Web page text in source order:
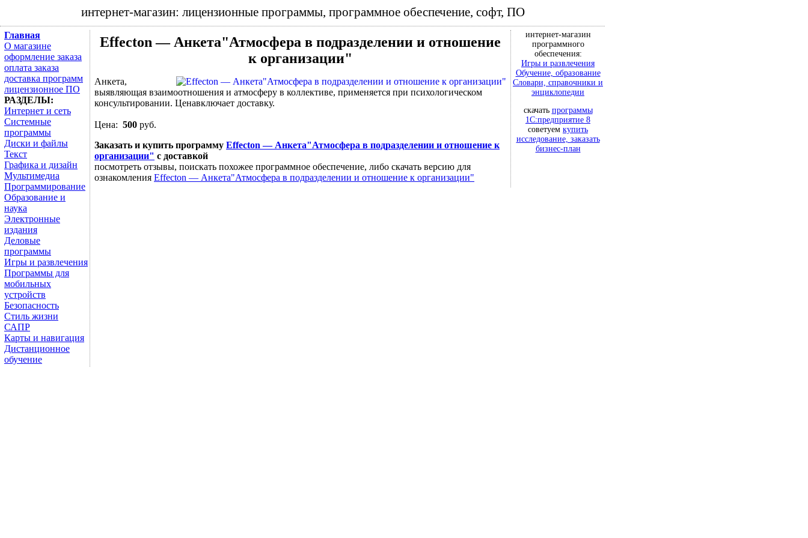
интернет-магазин: лицензионные программы, программное обеспечение, софт, ПО
Главная
О магазине
оформление заказа
оплата заказа
доставка программ
лицензионное ПО
РАЗДЕЛЫ:
Интернет и сеть
Системные
программы
Диски и файлы
Текст
Графика и дизайн
Мультимедиа
Программирование
Образование и
наука
Электронные
издания
Деловые
программы
Игры и развлечения
Программы для
мобильных
устройств
Безопасность
Стиль жизни
САПР
Карты и навигация
Дистанционное
обучение
Effecton — Анкета"Атмосфера в подразделении и отношение
к организации"
Анкета,
выявляющая взаимоотношения и атмосферу в коллективе, применяется при психологическом
консультировании. Ценавключает доставку.
Цена: 500 руб.
Заказать и купить программу Effecton — Анкета"Атмосфера в подразделении и отношение к
организации" с доставкой
посмотреть отзывы, поискать похожее программное обеспечение, либо скачать версию для
ознакомления Effecton — Анкета"Атмосфера в подразделении и отношение к организации"
интернет-магазин
программного
обеспечения:
Игры и развлечения
Обучение, образование
Словари, справочники и
энциклопедии
скачать программы
1С:предприятие 8
советуем купить
исследование, заказать
бизнес-план